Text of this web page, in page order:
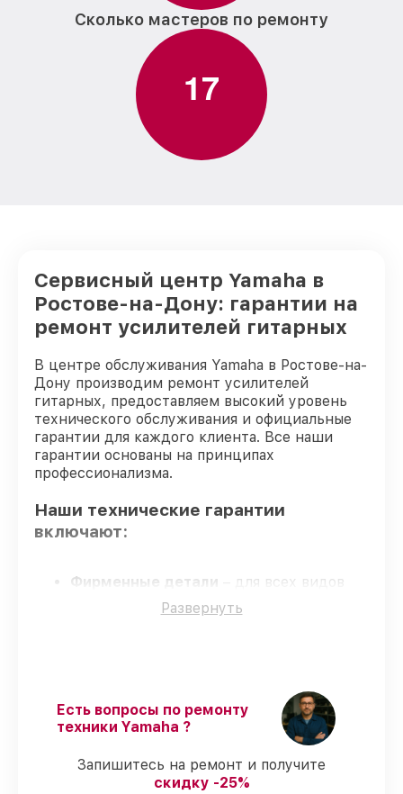
Сколько мастеров по ремонту
17
Сервисный центр Yamaha в
Ростове-на-Дону: гарантии на
ремонт усилителей гитарных
В центре обслуживания Yamaha в Ростове-на-
Дону производим ремонт усилителей
гитарных, предоставляем высокий уровень
технического обслуживания и официальные
гарантии для каждого клиента. Все наши
гарантии основаны на принципах
профессионализма.
Наши технические гарантии
включают:
Фирменные детали – для всех видов
обслуживания усилителей гитарных
применяются только оригинальные
Точные сроки выполнения
– соблюдаем
сроки, согласованные с клиентом.
– обслуживание с
полным гарантийным сопровождением.
Развернуть
Есть вопросы по ремонту
техники Yamaha ?
Запишитесь на ремонт и получите
скидку -25%